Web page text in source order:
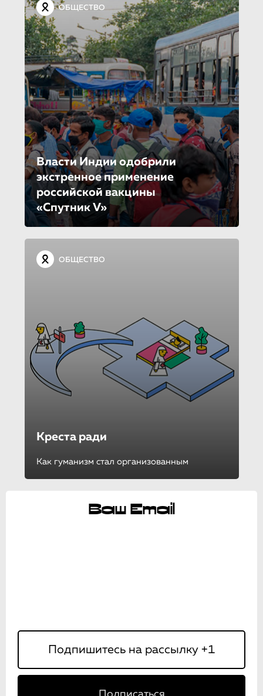
ОБЩЕСТВО
Власти Индии одобрили
экстренное применение
российской вакцины
«Спутник V»
ОБЩЕСТВО
Креста ради
Как гуманизм стал организованным
Ваш Email